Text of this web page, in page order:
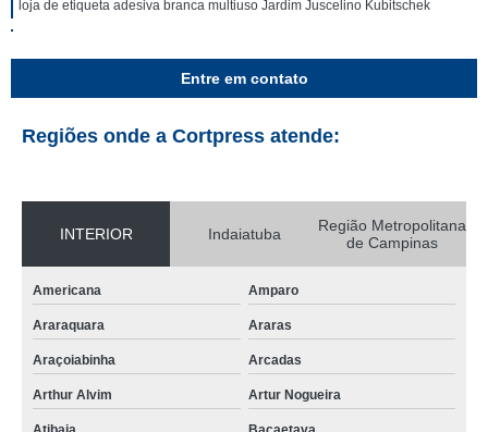
loja de etiqueta adesiva branca multiuso Jardim Juscelino Kubitschek
loja de etiqueta adesiva branca multiuso Nova Odessa
loja de etiqueta redonda branca Jardim Califórnia
etiqueta branca a4 Jardim Eldorado
etiqueta branca pequena Artur Nogueira
etiqueta branca pequena Parque São Tomaz de Aquino
etiqueta auto adesiva branca Recreio Campestre Jóia
quanto custa etiqueta branca São Roque
Entre em contato
Regiões onde a Cortpress atende:
INTERIOR Indaiatuba
Região Metropolitana
de Campinas
Americana Amparo
Araraquara Araras
Araçoiabinha Arcadas
Arthur Alvim Artur Nogueira